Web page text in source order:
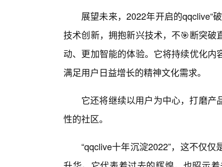
展望未来，2022年开启的qqclive“
技术创新，拥抱新兴技术，不🎯断突
动、更加智能的体验。它将持续优化
满足用户日益增长的精神文化需求。
它还将继续以用户为中心，打磨
性的社区。
“qqclive十年沉淀2022”，这不仅